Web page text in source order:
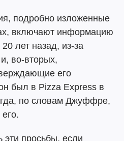
подробно изложенные
включают информацию
лет назад, из-за
во-вторых,
его
был в Pizza Express в
по словам Джуффре,
просьбы, если